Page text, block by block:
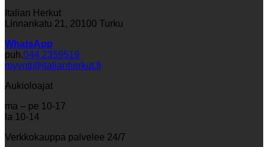
Italian Herkut
Linnankatu 21, 20100 Turku
WhatsApp
puh.044 2359519
myynti@italianherkut.fi
Aukioloajat
ma – pe 10-17
la 10-14
Verkkokauppa palvelee 24/7